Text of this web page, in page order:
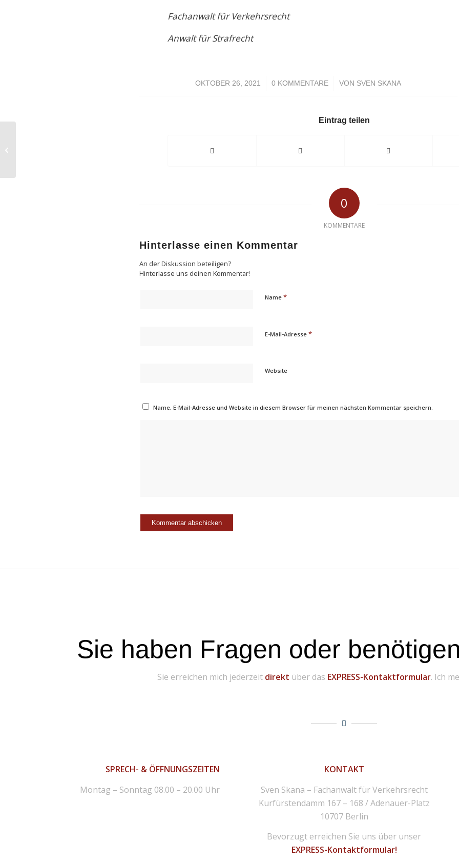
Fachanwalt für Verkehrsrecht
Anwalt für Strafrecht
OKTOBER 26, 2021
/ 0 KOMMENTARE
/ VON SVEN SKANA
Eintrag teilen
0
KOMMENTARE
Hinterlasse einen Kommentar
An der Diskussion beteiligen?
Hinterlasse uns deinen Kommentar!
Name *
E-Mail-Adresse *
Website
Name, E-Mail-Adresse und Website in diesem Browser für meinen nächsten Kommentar speichern.
Sie haben Fragen oder
Sie erreichen mich jederzeit direkt über das EXPRESS-Kontaktformular. Ich
SPRECH- & ÖFFNUNGSZEITEN
Montag – Sonntag 08.00 – 20.00 Uhr
KONTAKT
Sven Skana – Fachanwalt für Verkehrsrecht
Kurfürstendamm 167 – 168 / Adenauer-Platz
10707 Berlin
Bevorzugt erreichen Sie uns über unser
EXPRESS-Kontaktformular!